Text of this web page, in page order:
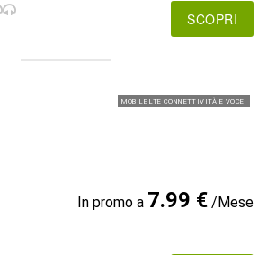
SCOPRI
MOBILE LTE CONNETTIVITÀ E VOCE
In promo a 7.99 €/Mese